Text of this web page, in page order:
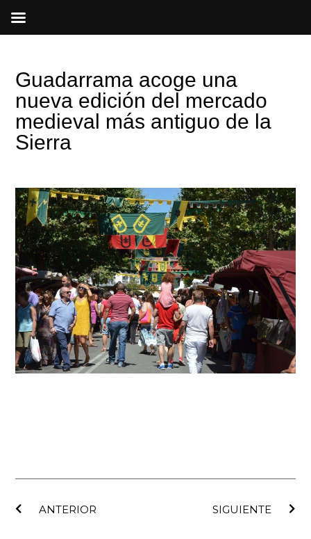
Guadarrama acoge una
nueva edición del mercado
medieval más antiguo de la
Sierra
ANTERIOR
SIGUIENTE